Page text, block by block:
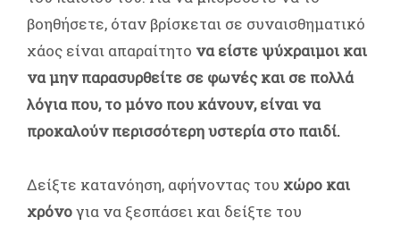
βοηθήσετε, όταν βρίσκεται σε συναισθηματικό
χάος είναι απαραίτητο να είστε ψύχραιμοι και
να μην παρασυρθείτε σε φωνές και σε πολλά
λόγια που, το μόνο που κάνουν, είναι να
προκαλούν περισσότερη υστερία στο παιδί.
Δείξτε κατανόηση, αφήνοντας του χώρο και
χρόνογια να ξεσπάσει και δείξτε του